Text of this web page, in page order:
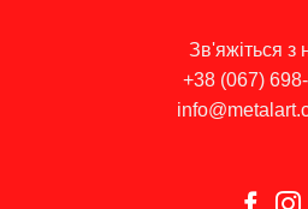
Зв'яжіться з
+38 (067)